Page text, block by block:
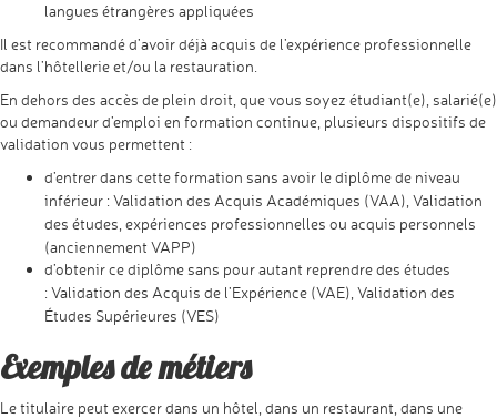
langues étrangères appliquées
Il est recommandé d’avoir déjà acquis de l’expérience professionnelle
dans l’hôtellerie et/ou la restauration.
En dehors des accès de plein droit, que vous soyez étudiant(e), salarié(e)
ou demandeur d’emploi en formation continue, plusieurs dispositifs de
validation vous permettent :
d’entrer dans cette formation sans avoir le diplôme de niveau
inférieur :Validation des Acquis Académiques (VAA), Validation
des études, expériences professionnelles ou acquis personnels
(anciennement VAPP)
d’obtenir ce diplôme sans pour autant reprendre des études
:Validation des Acquis de l’Expérience (VAE), Validation des
Études Supérieures (VES)
Exemples de métiers
Le titulaire peut exercer dans un hôtel, dans un restaurant, dans une